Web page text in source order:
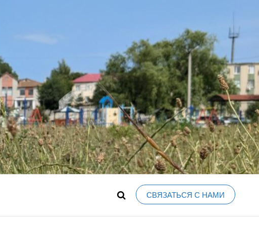
ФОРУМ,
КУПИТЬ-
лента новостей и событий города, объявления,
СВЯЗАТЬСЯ С НАМИ